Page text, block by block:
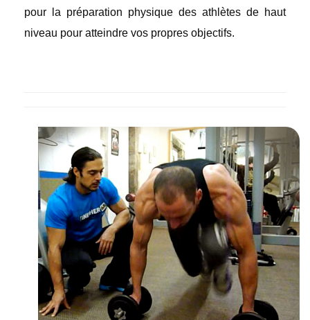
pour la préparation physique des athlètes de haut
niveau pour atteindre vos propres objectifs.